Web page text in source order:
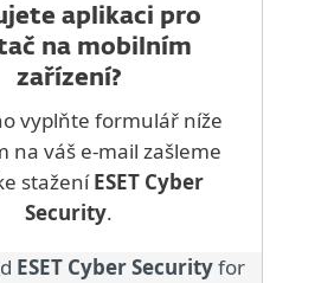
aplikaci pro
na mobilním
zařízení?
vyplňte formulář níže
na váš e-mail zašleme
staženíESET Cyber
Security.
ESET Cyber Securityfor